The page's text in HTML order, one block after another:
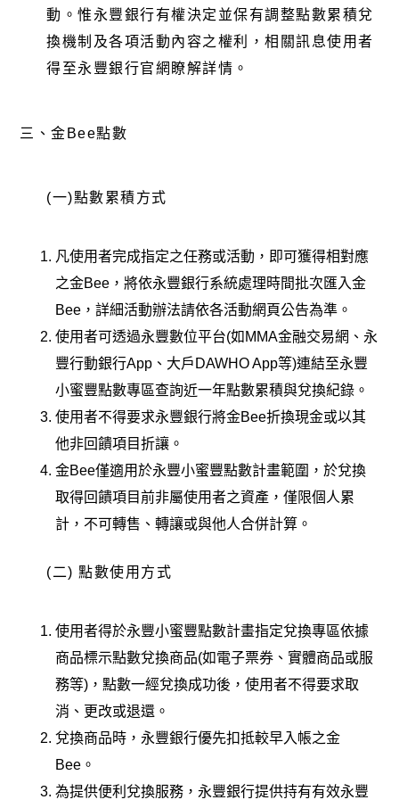
動。惟永豐銀行有權決定並保有調整點數累積兌
換機制及各項活動內容之權利，相關訊息使用者
得至永豐銀行官網瞭解詳情。
三、金Bee點數
(一)點數累積方式
凡使用者完成指定之任務或活動，即可獲得相對應
之金Bee，將依永豐銀行系統處理時間批次匯入金
Bee，詳細活動辦法請依各活動網頁公告為準。
使用者可透過永豐數位平台(如MMA金融交易網、永
豐行動銀行App、大戶DAWHO App等)連結至永豐
小蜜豐點數專區查詢近一年點數累積與兌換紀錄。
使用者不得要求永豐銀行將金Bee折換現金或以其
他非回饋項目折讓。
金Bee僅適用於永豐小蜜豐點數計畫範圍，於兌換
取得回饋項目前非屬使用者之資產，僅限個人累
計，不可轉售、轉讓或與他人合併計算。
(二) 點數使用方式
使用者得於永豐小蜜豐點數計畫指定兌換專區依據
商品標示點數兌換商品(如電子票券、實體商品或服
務等)，點數一經兌換成功後，使用者不得要求取
消、更改或退還。
兌換商品時，永豐銀行優先扣抵較早入帳之金
Bee。
為提供便利兌換服務，永豐銀行提供持有有效永豐